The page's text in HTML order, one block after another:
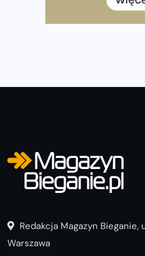
Już w tę sobotę 35. Bieg
Wystartuje rekordowa liczba
Redakcja Magazyn
Warszawa